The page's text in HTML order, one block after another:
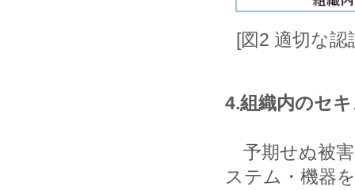
[図2 適切な
4.組織内のセ
予期せぬ被
ステム・機器